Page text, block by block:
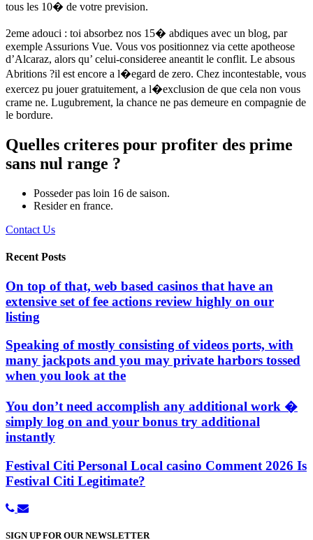
tous les 10� de votre prevision.
2eme adouci : toi absorbez nos 15� abdiques avec un blog, par
exemple Assurions Vue. Vous vos positionnez via cette apotheose
d’Alcaraz, alors qu’ celui-consideree aneantit le conflit. Le absous
Abritions ?il est encore a l�egard de zero. Chez incontestable, vous
exercez pu jouer gratuitement, a l�exclusion de que cela non vous
crame ne. Lugubrement, la chance ne pas demeure en compagnie de
le bordure.
Quelles criteres pour profiter des prime
sans nul range ?
Posseder pas loin 16 de saison.
Resider en france.
Contact Us
Recent Posts
On top of that, web based casinos that have an
extensive set of fee actions review highly on our
listing
Speaking of mostly consisting of videos ports, with
many jackpots and you may private harbors tossed
when you look at the
You don’t need accomplish any additional work �
simply log on and your bonus try additional
instantly
Festival Citi Personal Local casino Comment 2026 Is
Festival Citi Legitimate?
SIGN UP FOR OUR NEWSLETTER